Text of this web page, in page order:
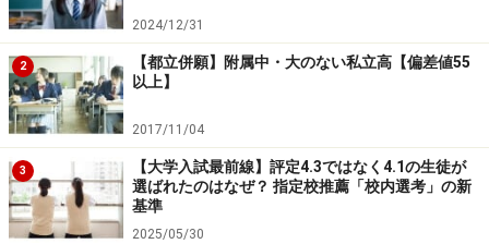
阜女子、岐阜東、済美、聖マリア女学院、多治見西、帝
京大学可児、富田
■2月5日（金）
大垣日本大学（岐阜会場、長浜会場）
■2月6日（土）
麗澤瑞浪
2024/12/31
2
【都立併願】附属中・大のない私立高【偏差値55
以上】
2017/11/04
3
【大学入試最前線】評定4.3ではなく4.1の生徒が
選ばれたのはなぜ？ 指定校推薦「校内選考」の新
基準
2025/05/30